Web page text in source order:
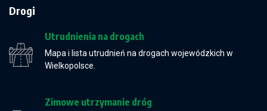
Drogi
Utrudnienia na drogach
Mapa i lista utrudnień na drogach wojewódzkich w
Wielkopolsce.
Zimowe utrzymanie dróg